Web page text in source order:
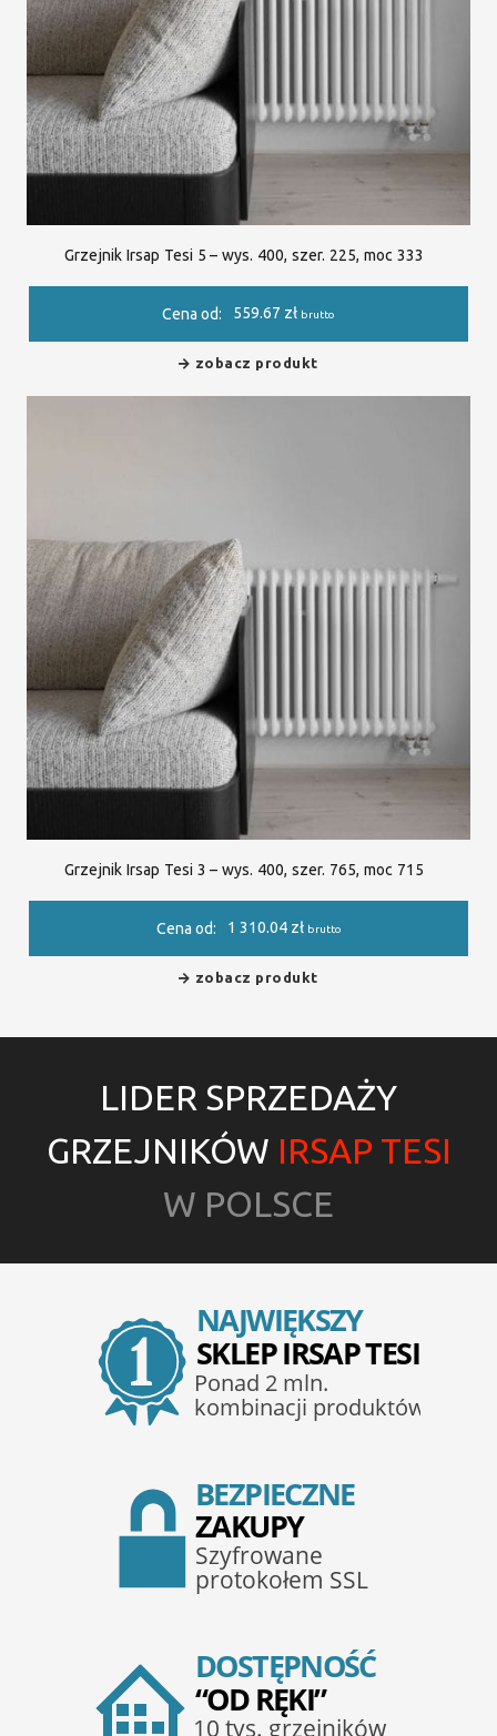
Grzejnik Irsap Tesi 5 – wys. 400, szer. 225, moc 333
Cena od: 559.67 zł brutto
zobacz produkt
Grzejnik Irsap Tesi 3 – wys. 400, szer. 765, moc 715
Cena od: 1 310.04 zł brutto
zobacz produkt
LIDER SPRZEDAŻY
GRZEJNIKÓW IRSAP TESI
W POLSCE